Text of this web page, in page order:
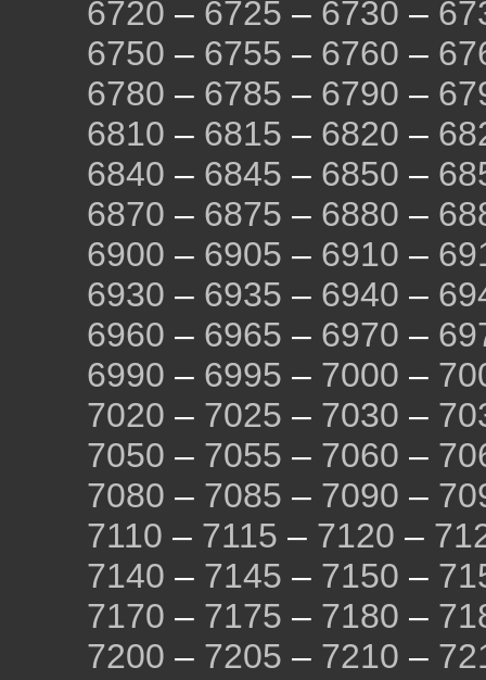
6720 – 6725 – 6730 –
6750 – 6755 – 6760 –
6780 – 6785 – 6790 –
6810 – 6815 – 6820 –
6840 – 6845 – 6850 –
6870 – 6875 – 6880 –
6900 – 6905 – 6910 –
6930 – 6935 – 6940 –
6960 – 6965 – 6970 –
6990 – 6995 – 7000 –
7020 – 7025 – 7030 –
7050 – 7055 – 7060 –
7080 – 7085 – 7090 –
7110 – 7115 – 7120 –
7140 – 7145 – 7150 –
7170 – 7175 – 7180 –
7200 – 7205 – 7210 –